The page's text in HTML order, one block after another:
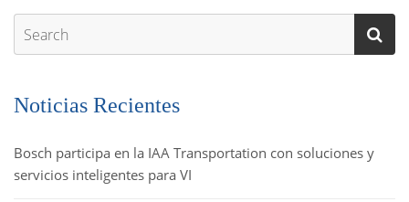
Noticias Recientes
Bosch participa en la IAA Transportation con soluciones y
servicios inteligentes para VI